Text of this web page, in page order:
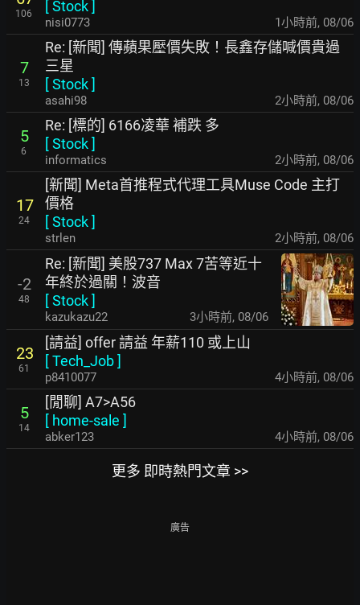
106
[Stock]
nisi0773 1小時前, 08/06
7
13
Re: [新聞] 傳蘋果壓價失敗！長鑫存儲喊價貴過
三星
[Stock]
asahi98 2小時前, 08/06
5
6
Re: [標的] 6166凌華 補跌 多
[Stock]
informatics 2小時前, 08/06
17
24
[新聞] Meta首推程式代理工具Muse Code 主打
價格
[Stock]
strlen 2小時前, 08/06
-2
48
Re: [新聞] 美股737 Max 7苦等近十
年終於過關！波音
[Stock]
kazukazu22 3小時前, 08/06
23
61
[請益] offer 請益 年薪110 或上山
[Tech_Job]
p8410077 4小時前, 08/06
5
14
[閒聊] A7>A56
[ home-sale ]
abker123 4小時前, 08/06
更多 即時熱門文章 >>
廣告